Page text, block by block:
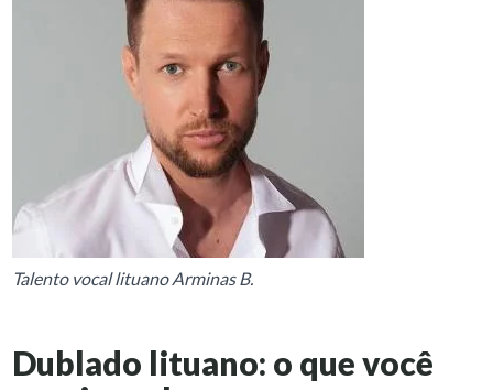
Talento vocal lituano Arminas B.
Dublado lituano: o que você